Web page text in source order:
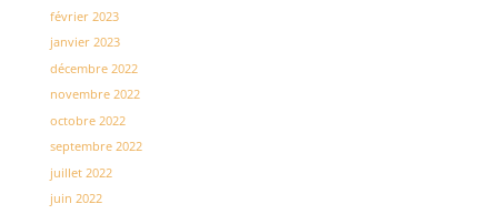
février 2023
janvier 2023
décembre 2022
novembre 2022
octobre 2022
septembre 2022
juillet 2022
juin 2022